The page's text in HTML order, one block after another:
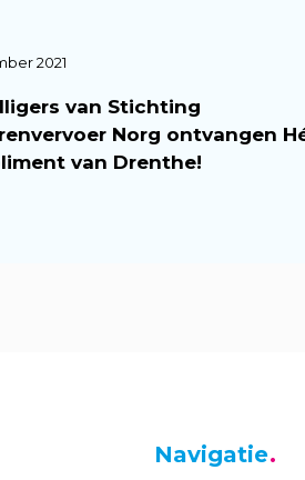
2021
van Stichting
Norg ontvangen
van Drenthe!
Navigatie